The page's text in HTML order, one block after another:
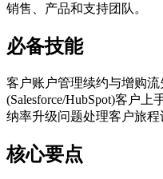
销售、产品和支持团队。
必备技能
客户账户管理续约与增购流
(Salesforce/HubSpot)客户上
纳率升级问题处理客户旅程
核心要点